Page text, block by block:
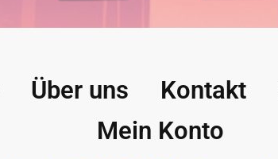
Über uns Kontakt
Mein Konto